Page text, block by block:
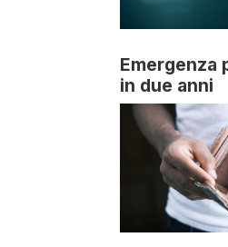
Emergenza
in due anni